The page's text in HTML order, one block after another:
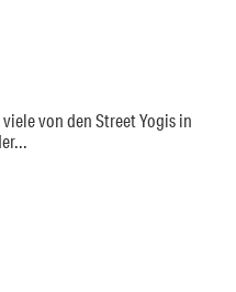
von den Street Yogis in